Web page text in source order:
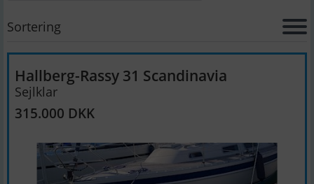
Sortering
Hallberg-Rassy 31 Scandinavia
Sejlklar
315.000 DKK